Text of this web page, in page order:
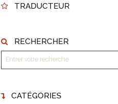
TRADUCTEUR
RECHERCHER
CATÉGORIES